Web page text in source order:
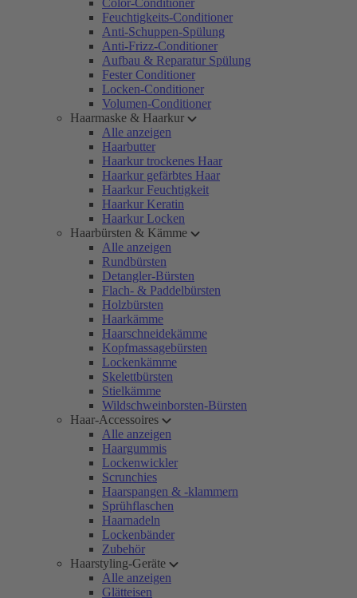
Color-Conditioner
Feuchtigkeits-Conditioner
Anti-Schuppen-Spülung
Anti-Frizz-Conditioner
Aufbau & Reparatur Spülung
Fester Conditioner
Locken-Conditioner
Volumen-Conditioner
Haarmaske & Haarkur
Alle anzeigen
Haarbutter
Haarkur trockenes Haar
Haarkur gefärbtes Haar
Haarkur Feuchtigkeit
Haarkur Keratin
Haarkur Locken
Haarbürsten & Kämme
Alle anzeigen
Rundbürsten
Detangler-Bürsten
Flach- & Paddelbürsten
Holzbürsten
Haarkämme
Haarschneidekämme
Kopfmassagebürsten
Lockenkämme
Skelettbürsten
Stielkämme
Wildschweinborsten-Bürsten
Haar-Accessoires
Alle anzeigen
Haargummis
Lockenwickler
Scrunchies
Haarspangen & -klammern
Sprühflaschen
Haarnadeln
Lockenbänder
Zubehör
Haarstyling-Geräte
Alle anzeigen
Glätteisen